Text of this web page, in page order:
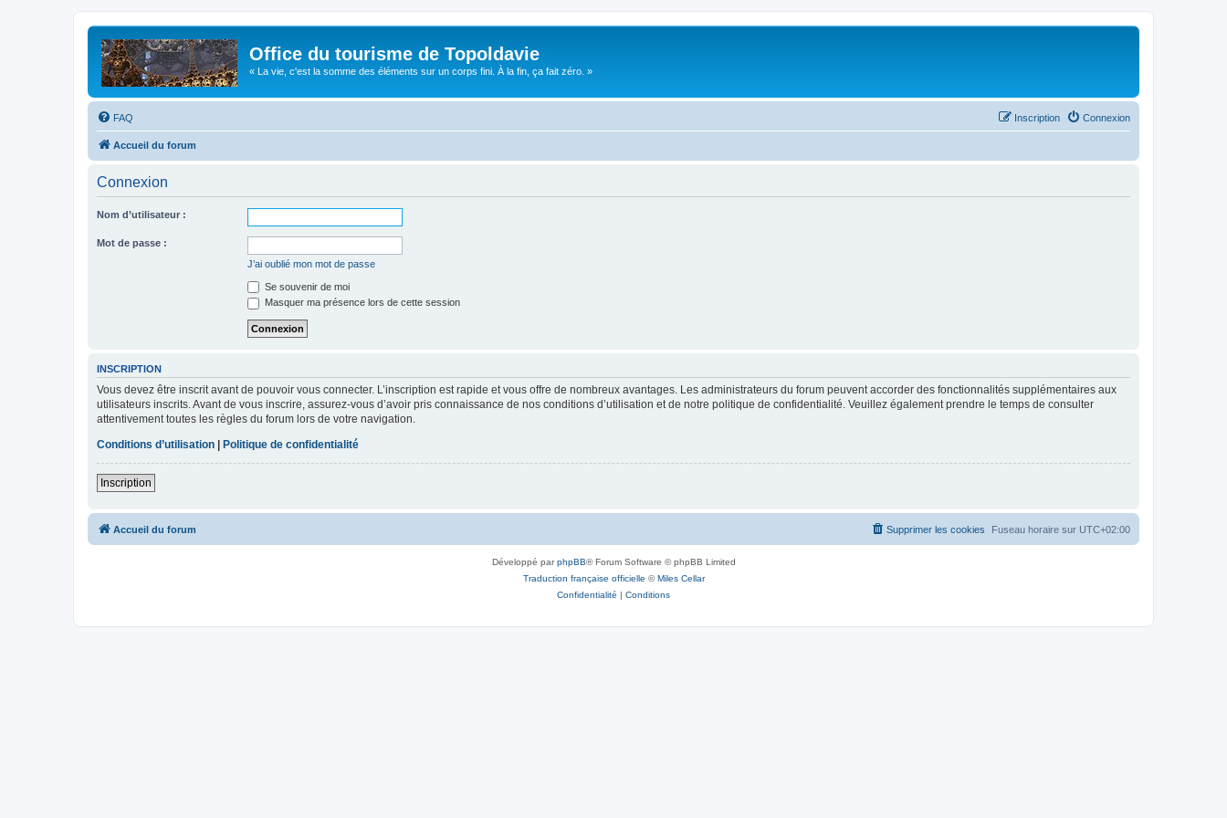
Office du tourisme de Topoldavie
« La vie, c'est la somme des éléments sur un corps fini. À la fin, ça fait zéro. »
FAQ Connexion
Inscription
Accueil du forum
Connexion
Nom d’utilisateur :
Mot de passe :
J’ai oublié mon mot de passe
Se souvenir de moi
Masquer ma présence lors de cette session
INSCRIPTION
Vous devez être inscrit avant de pouvoir vous connecter. L’inscription est rapide et vous offre de nombreux avantages. Les administrateurs du forum peuvent accorder des fonctionnalités supplémentaires aux
utilisateurs inscrits. Avant de vous inscrire, assurez-vous d’avoir pris connaissance de nos conditions d’utilisation et de notre politique de confidentialité. Veuillez également prendre le temps de consulter
attentivement toutes les règles du forum lors de votre navigation.
Conditions d’utilisation
Politique de confidentialité
Inscription
Accueil du forum Fuseau horaire sur UTC+02:00
Supprimer les cookies
Développé parphpBB® Forum Software © phpBB Limited
Traduction française officielle ©Miles Cellar
Confidentialité | Conditions